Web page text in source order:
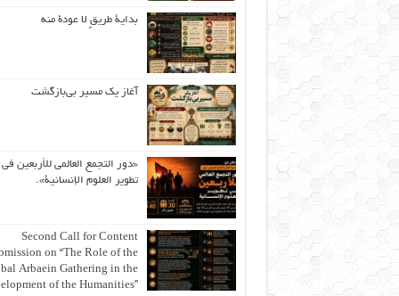
بداية طريقٍ لا عودة منه
آغاز یک مسیر بی‌بازگشت
«دور التجمع العالمي للأربعين في
تطوير العلوم الإنسانية».
Second Call for Content
on “The Role of the
Arbaein Gathering in the
of the Humanities”